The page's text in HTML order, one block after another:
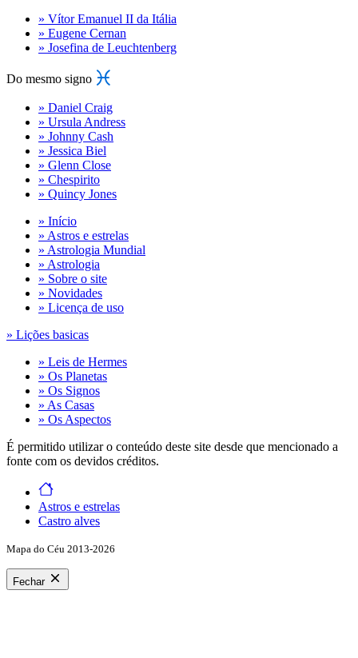
» Vítor Emanuel II da Itália
» Eugene Cernan
» Josefina de Leuchtenberg
Do mesmo signo
» Daniel Craig
» Ursula Andress
» Johnny Cash
» Jessica Biel
» Glenn Close
» Chespirito
» Quincy Jones
» Início
» Astros e estrelas
» Astrologia Mundial
» Astrologia
» Sobre o site
» Novidades
» Licença de uso
» Lições basicas
» Leis de Hermes
» Os Planetas
» Os Signos
» As Casas
» Os Aspectos
É permitido utilizar o conteúdo deste site desde que mencionado a
fonte com os devidos créditos.
Astros e estrelas
Castro alves
Mapa do Céu 2013-2026
Fechar